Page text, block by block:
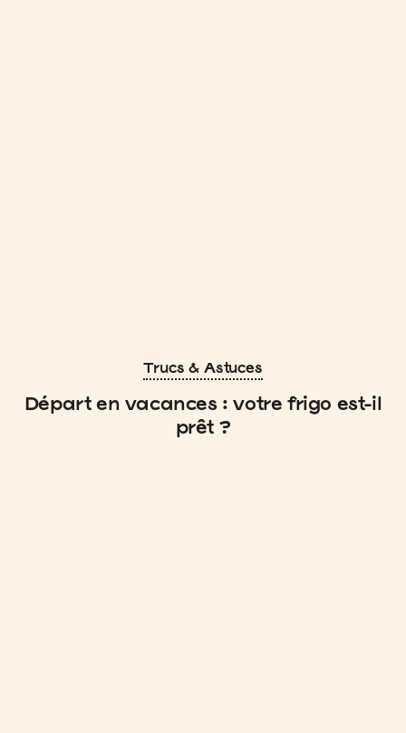
Trucs & Astuces
Départ en vacances : votre frigo est-il
prêt ?